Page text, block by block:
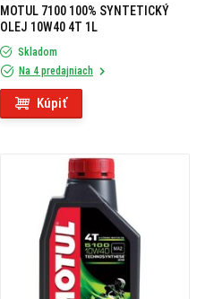
MOTUL 7100 100% SYNTETICKÝ
OLEJ 10W40 4T 1L
Skladom
Na 4 predajniach
Kúpiť